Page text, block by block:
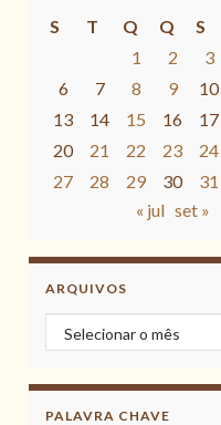
S
T Q Q S
1
2 3
6
7 8 9 10
13
14 15 16 17
20
21 22 23 24
27
28 29 30
31
« jul set »
ARQUIVOS
Arquivos
PALAVRA CHAVE